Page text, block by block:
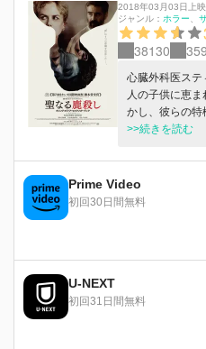
2018年03月03日上映
ジャンル： ホラー
38130
心臓外科医ステ
人の子供に恵
かし、彼らの特
き入れたときか
す。そしてステ
迫られることに
>>続きを読む
Prime Video
初回30日間無料
U-NEXT
初回31日間無料